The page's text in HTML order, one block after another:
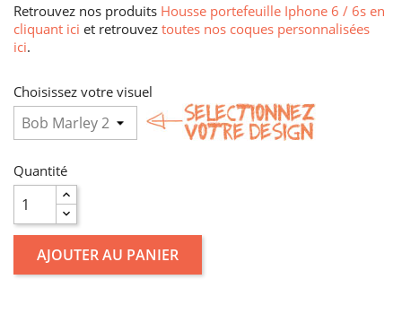
Retrouvez nos produits Housse portefeuille Iphone 6 / 6s en
cliquant ici et retrouvez toutes nos coques personnalisées
ici.
Choisissez votre visuel
Quantité
AJOUTER AU PANIER